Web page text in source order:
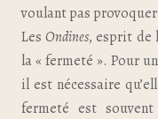
voulant pas
LesOndines, esprit de
la « fermeté ». Pour
il est nécessaire
fermeté est